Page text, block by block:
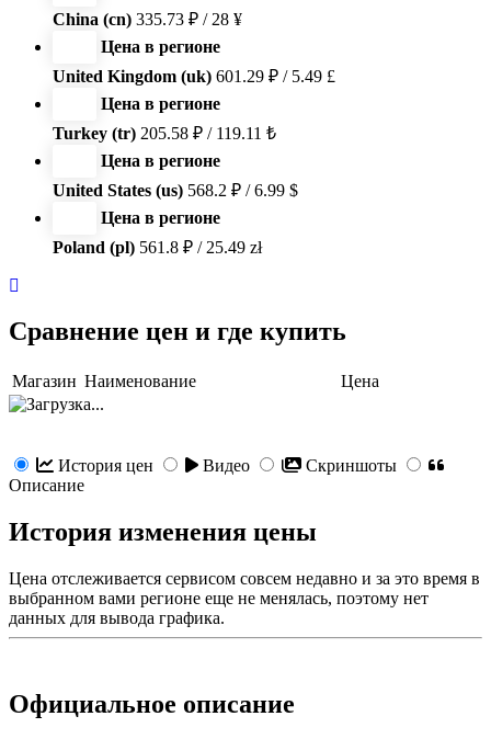
China (cn) 335.73 ₽ / 28 ¥
Цена в регионе
United Kingdom (uk) 601.29 ₽ / 5.49 £
Цена в регионе
Turkey (tr) 205.58 ₽ / 119.11 ₺
Цена в регионе
United States (us) 568.2 ₽ / 6.99 $
Цена в регионе
Poland (pl) 561.8 ₽ / 25.49 zł
Сравнение цен и где купить
Магазин Наименование Цена
История цен Видео
Скриншоты
Описание
История изменения цены
Цена отслеживается сервисом совсем недавно и за это время в
выбранном вами регионе еще не менялась, поэтому нет
данных для вывода графика.
Официальное описание